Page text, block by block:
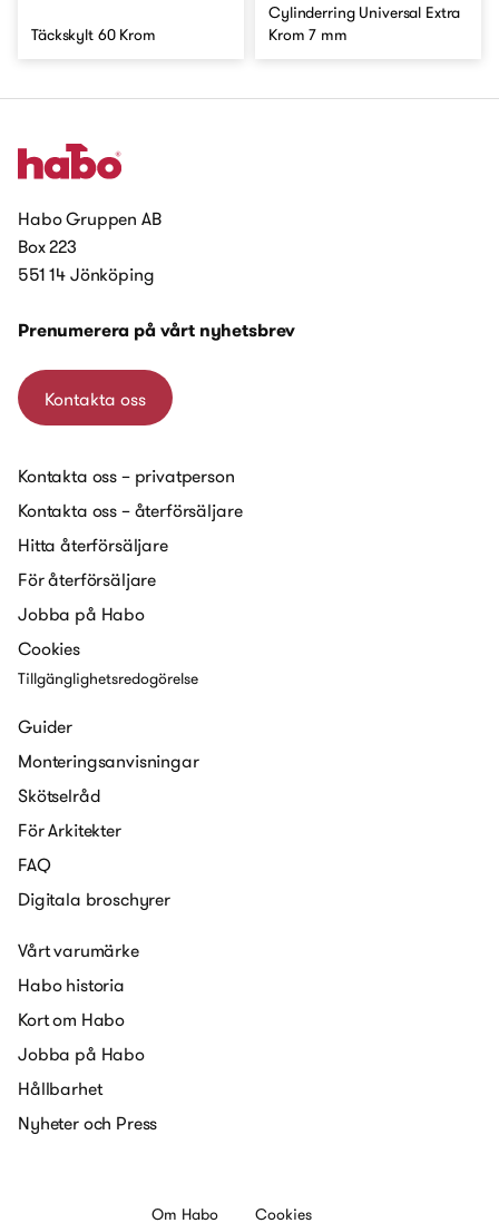
Täckskylt 60 Krom
Cylinderring Universal Extra
Krom 7 mm
Habo Gruppen AB
Box 223
551 14 Jönköping
Prenumerera på vårt nyhetsbrev
Kontakta oss
Kontakta oss – privatperson
Kontakta oss – återförsäljare
Hitta återförsäljare
För återförsäljare
Jobba på Habo
Cookies
Tillgänglighetsredogörelse
Guider
Monteringsanvisningar
Skötselråd
För Arkitekter
FAQ
Digitala broschyrer
Vårt varumärke
Habo historia
Kort om Habo
Jobba på Habo
Hållbarhet
Nyheter och Press
Om Habo Cookies